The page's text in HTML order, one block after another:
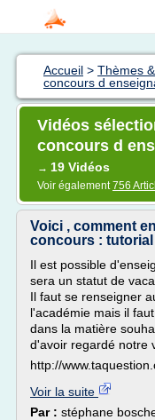
Accueil > Thèmes
concours d
Vidéos
concours d
→ 19 Vidéos
Voir également756
Voici , comment
concours : tutorial
Il est possible
sera un statut de
Il faut se renseigner
l'académie mais il
dans la matière
d'avoir regardé notre
http://
Voir la suite
Par : stéphane